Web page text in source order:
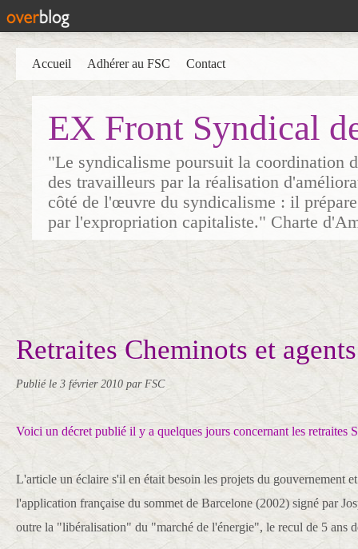
EX Front Syndical
"Le syndicalisme poursuit la coordination
des travailleurs par la réalisation
côté de l'œuvre du syndicalisme : il
par l'expropriation capitaliste." Charte
Accueil Adhérer au FSC Contact
Retraites Cheminots et
Publié le 3 février 2010 par FSC
Voici un décret publié il y a quelques jours concernant les retraites
L'article un éclaire s'il en était besoin les projets du gouvernement
l'application française du sommet de Barcelone (2002) signé par
outre la "libéralisation" du "marché de l'énergie", le recul de 5 ans